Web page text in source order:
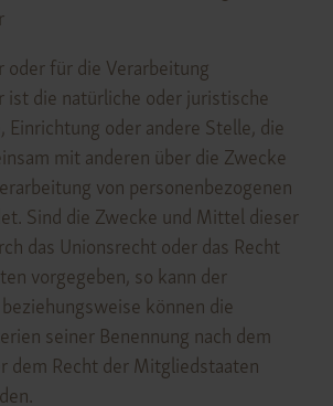
für die Verarbeitung
ist die natürliche oder juristische
Einrichtung oder andere Stelle, die
mit anderen über die Zwecke
von personenbezogenen
Sind die Zwecke und Mittel dieser
das Unionsrecht oder das Recht
vorgegeben, so kann der
können die
seiner Benennung nach dem
dem Recht der Mitgliedstaaten